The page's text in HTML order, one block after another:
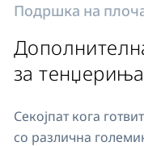
Подршка на
за
Секојпат кога
со различна